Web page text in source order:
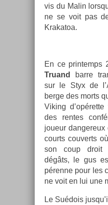
vis du Malin
ne se voit pas
Krakatoa.
En ce prin­temps
Truand
barre
sur le Styx de
berge des morts
Vik­ing
des re­ntes
joueur dan­gereux
co­urts co­uverts
son coup droit
dégâts, le gus
pérenne pour les
ne voit en lui une
Le Suédois